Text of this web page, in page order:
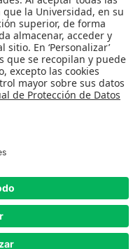
del 30 de mayo de 1964.
28 del 23 de febrero de 1949